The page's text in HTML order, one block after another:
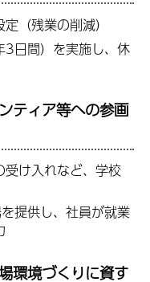
（残業の削減）
3日間）を実施し、休
ティア等への参画
け入れなど、学校
提供し、社員が就業
環境づくりに資す